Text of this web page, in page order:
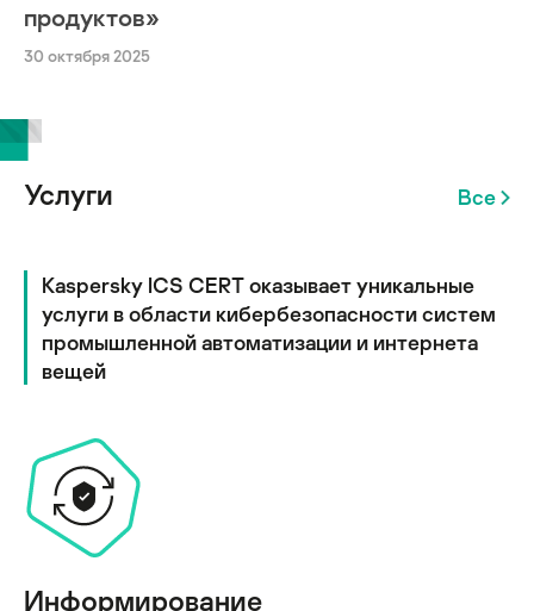
продуктов»
30 октября 2025
Услуги Все
Kaspersky ICS CERT оказывает уникальные
услуги в области кибербезопасности систем
промышленной автоматизации и интернета
вещей
Информирование